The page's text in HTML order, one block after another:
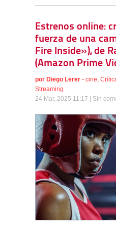
Estrenos online:
fuerza de una
Fire Inside»), de
(Amazon Prime
por Diego Lerer - cine,
Streaming
24 Mar, 2025 11:17 | Sin